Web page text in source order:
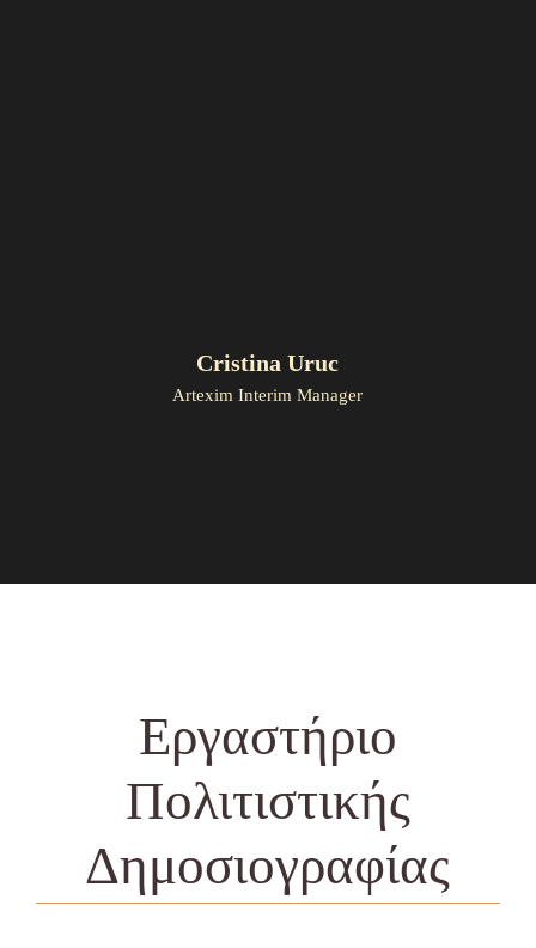
Cristina Uruc
Artexim Interim Manager
Εργαστήριο
Πολιτιστικής
Δημοσιογραφίας